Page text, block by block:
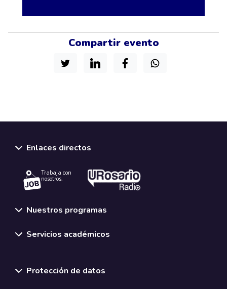
Compartir evento
Enlaces directos
Trabaja con
nosotros.
Nuestros programas
Servicios académicos
Protección de datos